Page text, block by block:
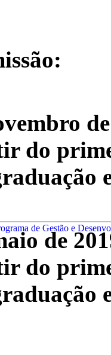
do
de
do